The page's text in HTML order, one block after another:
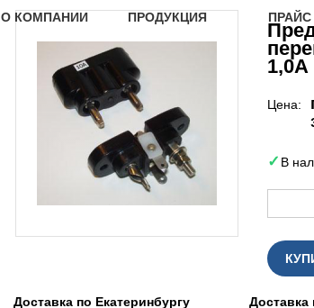
О КОМПАНИИ ПРОДУКЦИЯ ПРАЙС
1,0А
Цена:
В
Доставка по Екатеринбургу Доставка